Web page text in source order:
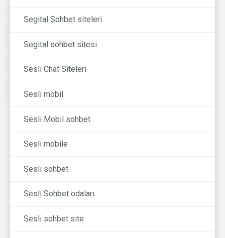
Segital Sohbet siteleri
Segital sohbet sitesi
Sesli Chat Siteleri
Sesli mobil
Sesli Mobil sohbet
Sesli mobile
Sesli sohbet
Sesli Sohbet odaları
Sesli sohbet site